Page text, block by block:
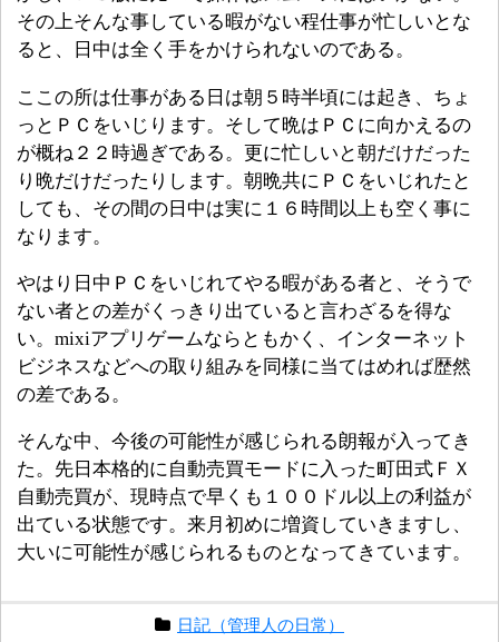
その上そんな事している暇がない程仕事が忙しいとな
ると、日中は全く手をかけられないのである。
ここの所は仕事がある日は朝５時半頃には起き、ちょ
っとＰＣをいじります。そして晩はＰＣに向かえるの
が概ね２２時過ぎである。更に忙しいと朝だけだった
り晩だけだったりします。朝晩共にＰＣをいじれたと
しても、その間の日中は実に１６時間以上も空く事に
なります。
やはり日中ＰＣをいじれてやる暇がある者と、そうで
ない者との差がくっきり出ていると言わざるを得な
い。mixiアプリゲームならともかく、インターネット
ビジネスなどへの取り組みを同様に当てはめれば歴然
の差である。
そんな中、今後の可能性が感じられる朗報が入ってき
た。先日本格的に自動売買モードに入った町田式ＦＸ
自動売買が、現時点で早くも１００ドル以上の利益が
出ている状態です。来月初めに増資していきますし、
大いに可能性が感じられるものとなってきています。
日記（管理人の日常）